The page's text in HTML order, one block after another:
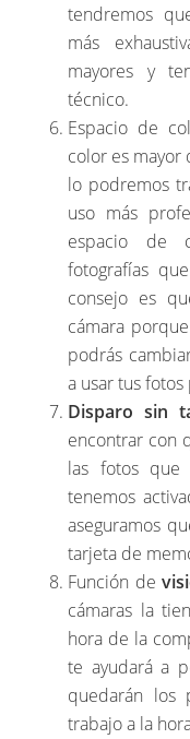
tendremos
más
mayores y
técnico.
Espacio de
color es mayor
lo podremos
uso más
espacio de
fotografías
consejo es
cámara
podrás
a usar tus
Disparo sin
encontrar con
las fotos
tenemos
aseguramos
tarjeta de
Función de
cámaras la
hora de la
te ayudará a
quedarán los
trabajo a la